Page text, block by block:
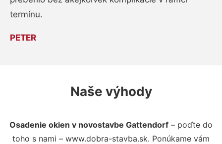
termínu.
PETER
Naše výhody
Osadenie okien v novostavbe Gattendorf – poďte do
toho s nami – www.dobra-stavba.sk. Ponúkame vám